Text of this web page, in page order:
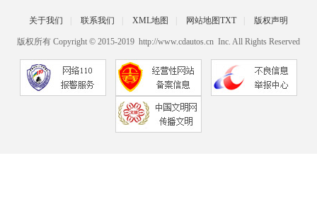
关于我们 联系我们 XML地图 网站地图TXT 版权声明
版权所有 Copyright © 2015-2019 http://www.cdautos.cn Inc. All Rights Reserved